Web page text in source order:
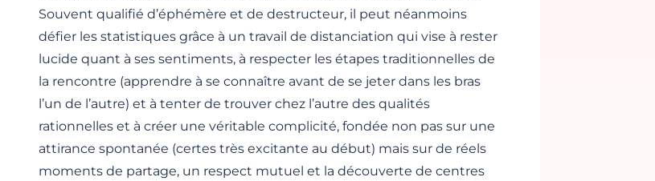
Souvent qualifié d’éphémère et de destructeur, il peut néanmoins
défier les statistiques grâce à un travail de distanciation qui vise à rester
lucide quant à ses sentiments, à respecter les étapes traditionnelles de
la rencontre (apprendre à se connaître avant de se jeter dans les bras
l’un de l’autre) et à tenter de trouver chez l’autre des qualités
rationnelles et à créer une véritable complicité, fondée non pas sur une
attirance spontanée (certes très excitante au début) mais sur de réels
moments de partage, un respect mutuel et la découverte de centres